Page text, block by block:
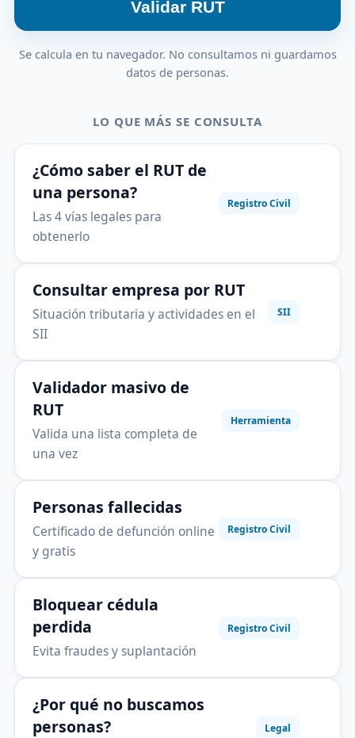
Validar RUT
Se calcula en tu navegador. No consultamos ni guardamos
datos de personas.
LO QUE MÁS SE CONSULTA
¿Cómo saber el RUT de
una persona?
Las 4 vías legales para
obtenerlo
Registro Civil
Consultar empresa por RUT
Situación tributaria y actividades en el
SII
SII
Validador masivo de
RUT
Valida una lista completa de
una vez
Herramienta
Personas fallecidas
Certificado de defunción online
y gratis
Registro Civil
Bloquear cédula
perdida
Evita fraudes y suplantación
Registro Civil
¿Por qué no buscamos
personas?
Legal